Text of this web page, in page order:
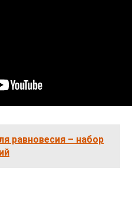
равновесия – набор